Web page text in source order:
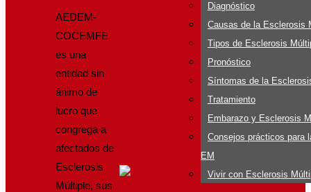
AEDEM-
COCEMFE
es una
entidad sin
ánimo de
lucro que
congrega a
afectados de
Esclerosis
Múltiple, sus
Diagnóstico
Causas de la Esclerosis
Tipos de Esclerosis
Pronóstico
Síntomas de la
Tratamiento
Embarazo y Esclerosis
Consejos prácticos para
EM
Vivir con Esclerosis